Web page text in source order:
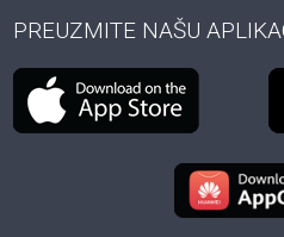
PREUZMITE NAŠU